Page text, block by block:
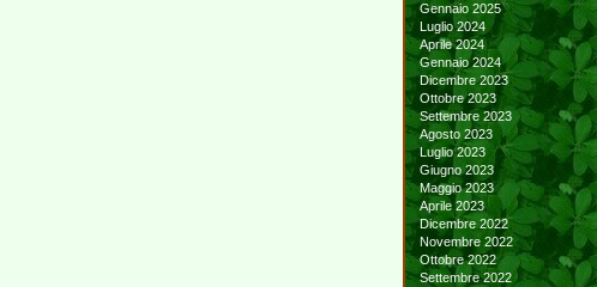
Gennaio 2025
Luglio 2024
Aprile 2024
Gennaio 2024
Dicembre 2023
Ottobre 2023
Settembre 2023
Agosto 2023
Luglio 2023
Giugno 2023
Maggio 2023
Aprile 2023
Dicembre 2022
Novembre 2022
Ottobre 2022
Settembre 2022